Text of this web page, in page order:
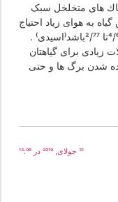
متخلخل سبک
هوای زیاد احتیاج
دارند. pH خاک بنفشه آفریقایی باید بین 4/6تا 2/77باشد(اسیدی) .
برای گیاهتان
برگ ها و حتی